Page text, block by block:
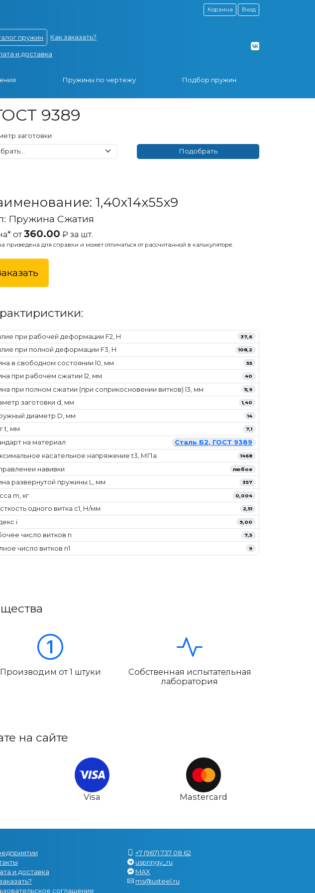
Корзина Вход
пружин Как заказать?
и доставка
Пружины по чертежу Подбор пружин
9389
заготовки
1,40x14x55x9
Пружина Сжатия
от360.00 ₽ за шт.
приведена для справки и может отличаться от рассчитанной в калькуляторе.
при рабочей деформации F2, Н 37,6
при полной деформации F3, Н 108,2
в свободном состоянии l0, мм 55
при рабочем сжатии l2, мм 40
при полном сжатии (при соприкосновении витков) l3, мм 11,9
заготовки d, мм 1,40
диаметр D, мм 14
t, мм 7,1
на материал
Сталь Б2, ГОСТ 9389
касательное напряжение t3, МПа
1468
навивки любое
развернутой пружины L, мм 357
m, кг 0,004
одного витка c1, Н/мм 2,51
i 9,00
число витков n 7,5
число витков n1 9
Производим от 1 штуки
Собственная испытательная
лаборатория
на сайте
Visa Mastercard
и доставка
соглашение
+7 (967) 737 08 62
uspringy_ru
MAX
ms@usteel.ru